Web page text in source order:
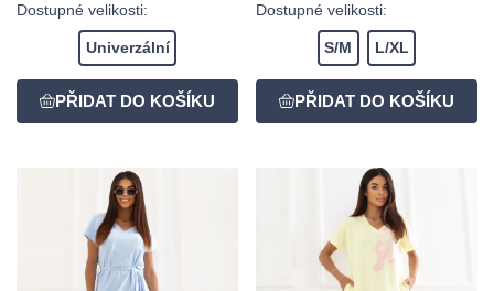
Dostupné velikosti:
Univerzální
Dostupné velikosti:
S/M L/XL